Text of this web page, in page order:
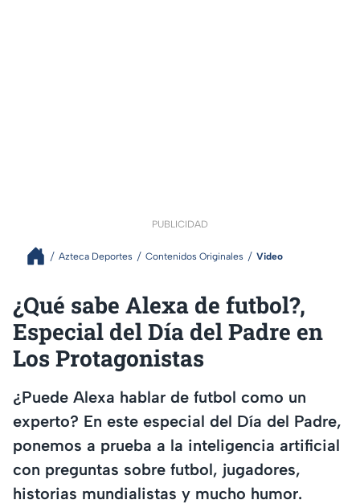
PUBLICIDAD
Azteca Deportes Contenidos Originales Video
¿Qué sabe Alexa de futbol?,
Especial del Día del Padre en
Los Protagonistas
¿Puede Alexa hablar de futbol como un
experto? En este especial del Día del Padre,
ponemos a prueba a la inteligencia artificial
con preguntas sobre futbol, jugadores,
historias mundialistas y mucho humor.